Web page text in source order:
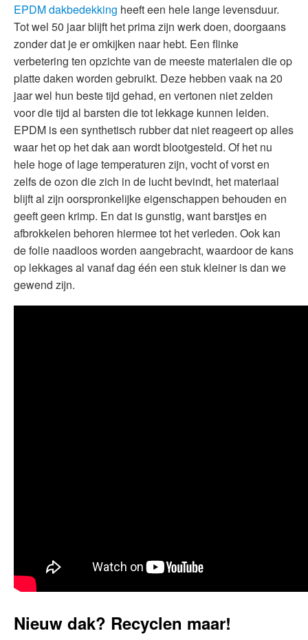
EPDM dakbedekking heeft een hele lange levensduur.
Tot wel 50 jaar blijft het prima zijn werk doen, doorgaans
zonder dat je er omkijken naar hebt. Een flinke
verbetering ten opzichte van de meeste materialen die op
platte daken worden gebruikt. Deze hebben vaak na 20
jaar wel hun beste tijd gehad, en vertonen niet zelden
voor die tijd al barsten die tot lekkage kunnen leiden.
EPDM is een synthetisch rubber dat niet reageert op alles
waar het op het dak aan wordt blootgesteld. Of het nu
hele hoge of lage temperaturen zijn, vocht of vorst en
zelfs de ozon die zich in de lucht bevindt, het materiaal
blijft al zijn oorspronkelijke eigenschappen behouden en
geeft geen krimp. En dat is gunstig, want barstjes en
afbrokkelen behoren hiermee tot het verleden. Ook kan
de folie naadloos worden aangebracht, waardoor de kans
op lekkages al vanaf dag één een stuk kleiner is dan we
gewend zijn.
Nieuw dak? Recyclen maar!